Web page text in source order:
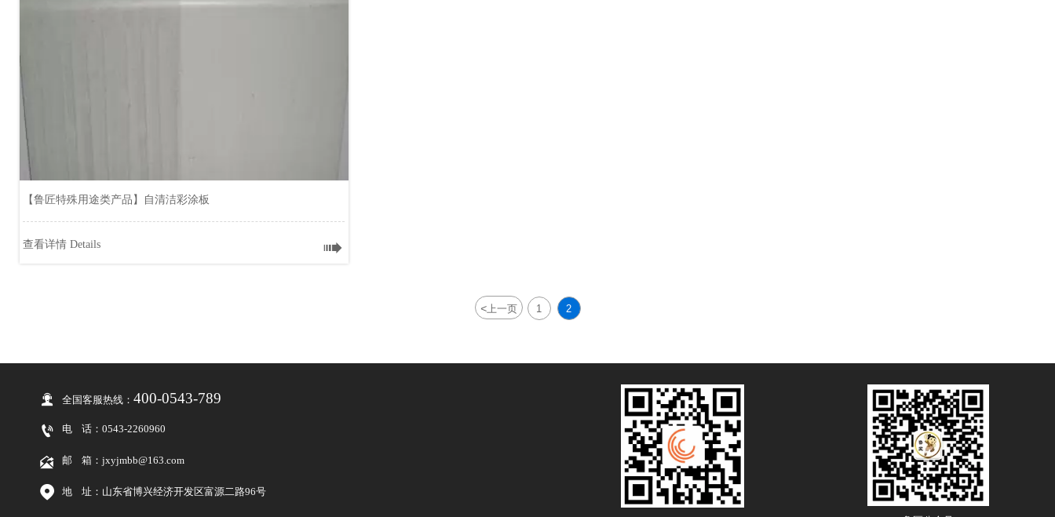
【鲁匠特殊用途类产品】自清洁彩涂板
查看详情 Details 
<上一页 1 2
 全国客服热线：400-0543-789
 电 话：0543-2260960
 邮 箱：jxyjmbb@163.com
 地 址：山东省博兴经济开发区富源二路96号